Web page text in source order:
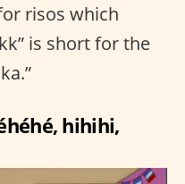
risos which
is short for the
hihihi,